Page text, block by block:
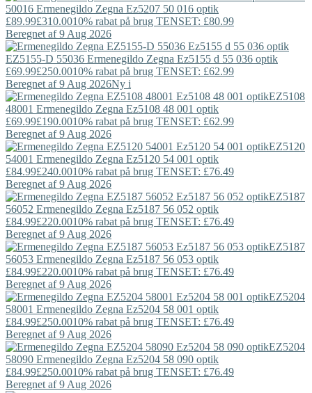
50016 Ermenegildo Zegna Ez5207 50 016 optik
£89.99£310.0010% rabat på brug TENSET: £80.99
Beregnet af 9 Aug 2026
EZ5155-D 55036 Ermenegildo Zegna Ez5155 d 55 036 optik
£69.99£250.0010% rabat på brug TENSET: £62.99
Beregnet af 9 Aug 2026Ny i
EZ5108
48001 Ermenegildo Zegna Ez5108 48 001 optik
£69.99£190.0010% rabat på brug TENSET: £62.99
Beregnet af 9 Aug 2026
EZ5120
54001 Ermenegildo Zegna Ez5120 54 001 optik
£84.99£240.0010% rabat på brug TENSET: £76.49
Beregnet af 9 Aug 2026
EZ5187
56052 Ermenegildo Zegna Ez5187 56 052 optik
£84.99£220.0010% rabat på brug TENSET: £76.49
Beregnet af 9 Aug 2026
EZ5187
56053 Ermenegildo Zegna Ez5187 56 053 optik
£84.99£220.0010% rabat på brug TENSET: £76.49
Beregnet af 9 Aug 2026
EZ5204
58001 Ermenegildo Zegna Ez5204 58 001 optik
£84.99£250.0010% rabat på brug TENSET: £76.49
Beregnet af 9 Aug 2026
EZ5204
58090 Ermenegildo Zegna Ez5204 58 090 optik
£84.99£250.0010% rabat på brug TENSET: £76.49
Beregnet af 9 Aug 2026